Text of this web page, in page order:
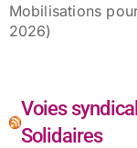
Mobilisations
2026)
Voies
Solidaires